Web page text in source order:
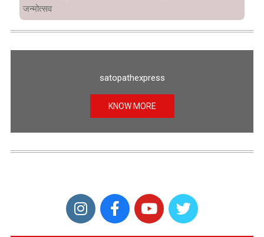
जन्मोत्सव
satopathexpress
KNOW MORE